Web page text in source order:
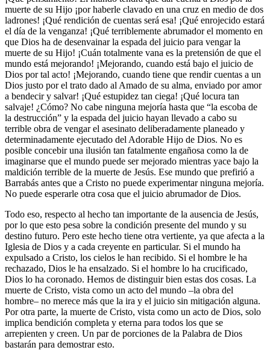
muerte de su Hijo ¡por haberle clavado en una cruz en medio de dos
ladrones! ¡Qué rendición de cuentas será esa! ¡Qué enrojecido estará
el día de la venganza! ¡Qué terriblemente abrumador el momento en
que Dios ha de desenvainar la espada del juicio para vengar la
muerte de su Hijo! ¡Cuán totalmente vana es la pretensión de que el
mundo está mejorando! ¡Mejorando, cuando está bajo el juicio de
Dios por tal acto! ¡Mejorando, cuando tiene que rendir cuentas a un
Dios justo por el trato dado al Amado de su alma, enviado por amor
a bendecir y salvar! ¡Qué estupidez tan ciega! ¡Qué locura tan
salvaje! ¿Cómo? No cabe ninguna mejoría hasta que “la escoba de
la destrucción” y la espada del juicio hayan llevado a cabo su
terrible obra de vengar el asesinato deliberadamente planeado y
determinadamente ejecutado del Adorable Hijo de Dios. No es
posible concebir una ilusión tan fatalmente engañosa como la de
imaginarse que el mundo puede ser mejorado mientras yace bajo la
maldición terrible de la muerte de Jesús. Ese mundo que prefirió a
Barrabás antes que a Cristo no puede experimentar ninguna mejoría.
No puede esperarle otra cosa que el juicio abrumador de Dios.
Todo eso, respecto al hecho tan importante de la ausencia de Jesús,
por lo que esto pesa sobre la condición presente del mundo y su
destino futuro. Pero este hecho tiene otra vertiente, ya que afecta a la
Iglesia de Dios y a cada creyente en particular. Si el mundo ha
expulsado a Cristo, los cielos le han recibido. Si el hombre le ha
rechazado, Dios le ha ensalzado. Si el hombre lo ha crucificado,
Dios lo ha coronado. Hemos de distinguir bien estas dos cosas. La
muerte de Cristo, vista como un acto del mundo –la obra del
hombre– no merece más que la ira y el juicio sin mitigación alguna.
Por otra parte, la muerte de Cristo, vista como un acto de Dios, solo
implica bendición completa y eterna para todos los que se
arrepienten y creen. Un par de porciones de la Palabra de Dios
bastarán para demostrar esto.